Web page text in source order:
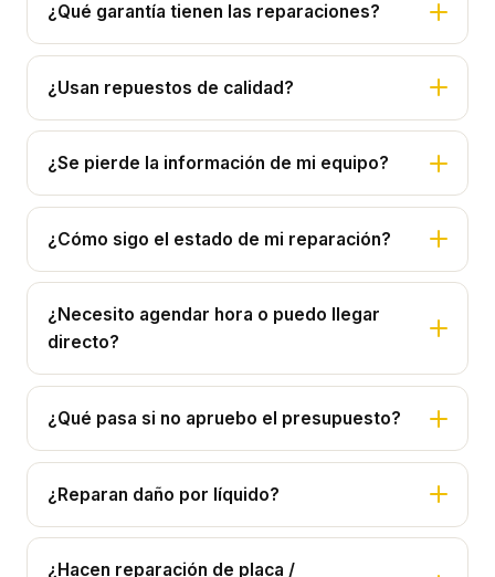
¿Qué garantía tienen las reparaciones?
¿Usan repuestos de calidad?
¿Se pierde la información de mi equipo?
¿Cómo sigo el estado de mi reparación?
¿Necesito agendar hora o puedo llegar
directo?
¿Qué pasa si no apruebo el presupuesto?
¿Reparan daño por líquido?
¿Hacen reparación de placa /